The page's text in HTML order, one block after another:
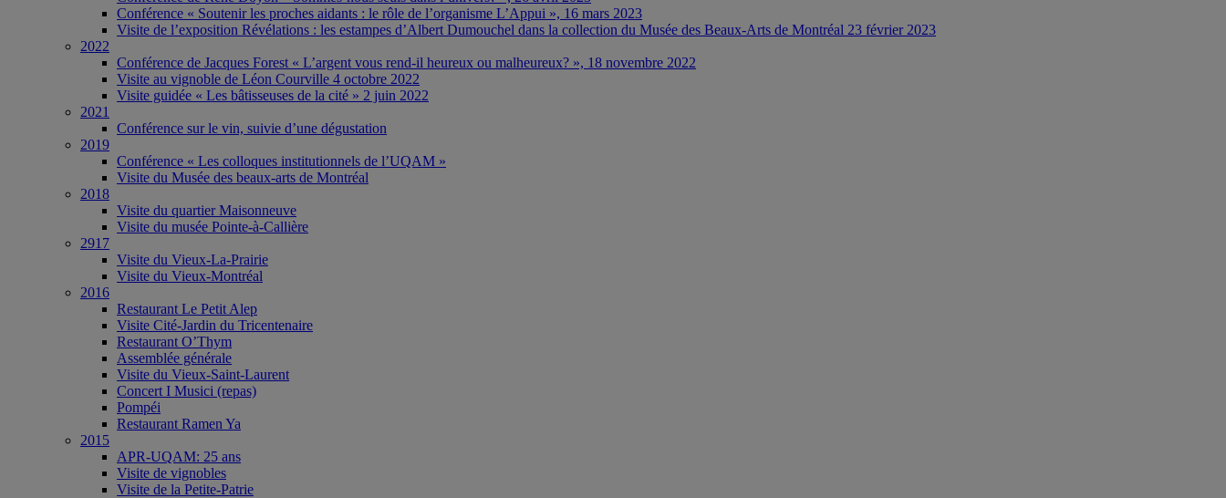
Conférence « Soutenir les proches aidants : le rôle de l’organisme L’Appui », 16 mars 2023
Visite de l’exposition Révélations : les estampes d’Albert Dumouchel dans la collection du Musée des Beaux-Arts de Montréal 23 février 2023
2022
Conférence de Jacques Forest « L’argent vous rend-il heureux ou malheureux? », 18 novembre 2022
Visite au vignoble de Léon Courville 4 octobre 2022
Visite guidée « Les bâtisseuses de la cité » 2 juin 2022
2021
Conférence sur le vin, suivie d’une dégustation
2019
Conférence « Les colloques institutionnels de l’UQAM »
Visite du Musée des beaux-arts de Montréal
2018
Visite du quartier Maisonneuve
Visite du musée Pointe-à-Callière
2917
Visite du Vieux-La-Prairie
Visite du Vieux-Montréal
2016
Restaurant Le Petit Alep
Visite Cité-Jardin du Tricentenaire
Restaurant O’Thym
Assemblée générale
Visite du Vieux-Saint-Laurent
Concert I Musici (repas)
Pompéi
Restaurant Ramen Ya
2015
APR-UQAM: 25 ans
Visite de vignobles
Visite de la Petite-Patrie